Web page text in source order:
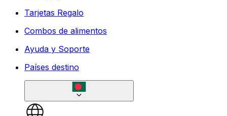
Tarjetas Regalo
Combos de alimentos
Ayuda y Soporte
Países destino